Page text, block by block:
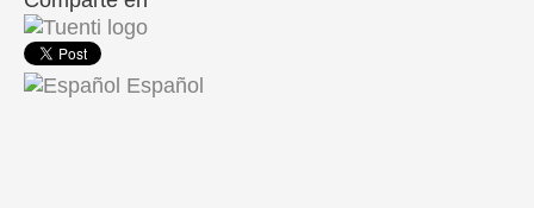
Share on Facebook
Español